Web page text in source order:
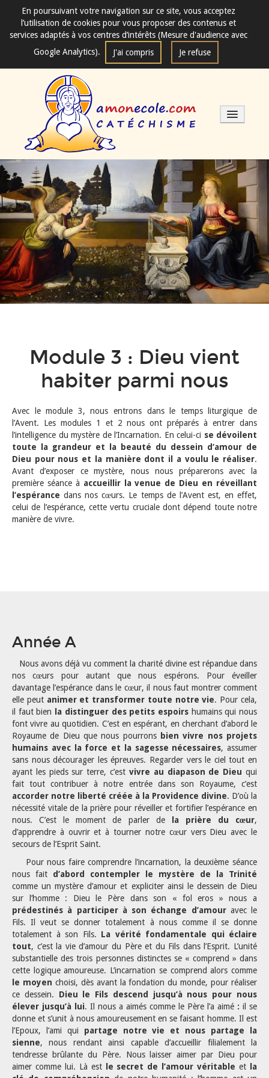
En poursuivant votre navigation sur ce site, vous acceptez
l’utilisation de cookies pour vous proposer des contenus et
services adaptés à vos centres d’intérêts (Mesure d'audience avec
Google Analytics).
J'ai compris Je refuse
Les séances de catéchisme
Mode d'emploi
Fondements
Qui sommes-nous ?
Module 3 : Dieu vient
habiter parmi nous
Avec le module 3, nous entrons dans le temps liturgique de
l’Avent. Les modules 1 et 2 nous ont préparés à entrer dans
l’intelligence du mystère de l’Incarnation. En celui-ci se dévoilent
toute la grandeur et la beauté du dessein d’amour de
Dieu pour nous et la manière dont il a voulu le réaliser.
Avant d’exposer ce mystère, nous nous préparerons avec la
première séance à accueillir la venue de Dieu en réveillant
l’espérance dans nos cœurs. Le temps de l’Avent est, en effet,
celui de l’espérance, cette vertu cruciale dont dépend toute notre
manière de vivre.
Année A
Nous avons déjà vu comment la charité divine est répandue dans
nos cœurs pour autant que nous espérons. Pour éveiller
davantage l’espérance dans le cœur, il nous faut montrer comment
elle peut animer et transformer toute notre vie. Pour cela,
il faut bien
la distinguer des petits espoirshumains qui nous
font vivre au quotidien. C’est en espérant, en cherchant d’abord le
Royaume de Dieu que nous pourrons bien vivre nos projets
humains avec la force et la sagesse nécessaires, assumer
sans nous décourager les épreuves. Regarder vers le ciel tout en
ayant les pieds sur terre, c’est vivre au diapason de Dieu qui
fait tout contribuer à notre entrée dans son Royaume, c’est
accorder notre liberté créée à la Providence divine. D’où la
nécessité vitale de la prière pour réveiller et fortifier l’espérance en
nous. C’est le moment de parler de
la prière du cœur,
d’apprendre à ouvrir et à tourner notre cœur vers Dieu avec le
secours de l’Esprit Saint.
Pour nous faire comprendre l’incarnation, la deuxième séance
nous fait d’abord contempler le mystère de la Trinité
comme un mystère d’amour et expliciter ainsi le dessein de Dieu
sur l’homme : Dieu le Père dans son « fol eros » nous a
prédestinés à participer à son échange d’amouravec le
Fils. Il veut se donner totalement à nous comme il se donne
totalement à son Fils. La vérité fondamentale qui éclaire
tout, c’est la vie d’amour du Père et du Fils dans l’Esprit. L’unité
substantielle des trois personnes distinctes se « comprend » dans
cette logique amoureuse. L’incarnation se comprend alors comme
le moyen choisi, dès avant la fondation du monde, pour réaliser
ce dessein. Dieu le Fils descend jusqu’à nous pour nous
élever jusqu’à lui. Il nous a aimés comme le Père l’a aimé : il se
donne et s’unit à nous amoureusement en se faisant homme. Il est
l’Epoux, l’ami qui partage notre vie et nous partage la
sienne, nous rendant ainsi capable d’accueillir filialement la
tendresse brûlante du Père. Nous laisser aimer par Dieu pour
aimer comme lui. Là est
le secret de l’amour véritable et
la